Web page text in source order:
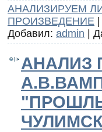
АНАЛИЗИРУЕМ
ПРОИЗВЕДЕНИЕ
Добавил: admin |
АНАЛИЗ